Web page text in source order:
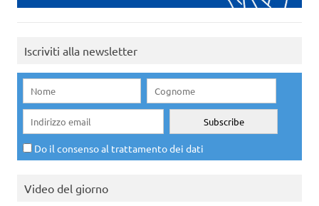
Iscriviti alla newsletter
Do il consenso al trattamento dei dati
Video del giorno